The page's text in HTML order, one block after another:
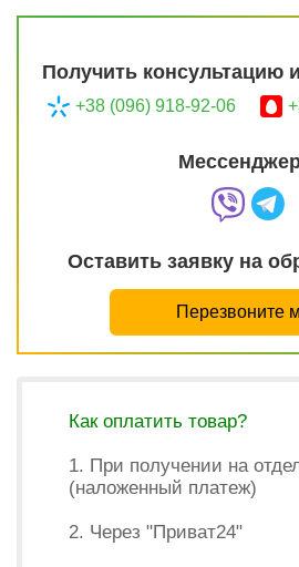
Получить консультацию
+38 (096) 918-92-06
Оставить заявку на
Перезвоните
Как оплатить товар?
1. При получении на
(наложенный платеж)
2. Через "Приват24"